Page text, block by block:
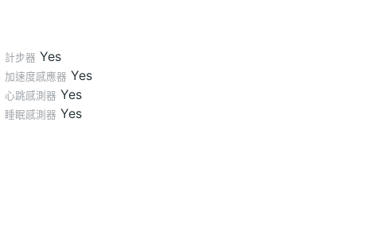
計步器 Yes
加速度感應器 Yes
心跳感測器 Yes
睡眠感測器 Yes